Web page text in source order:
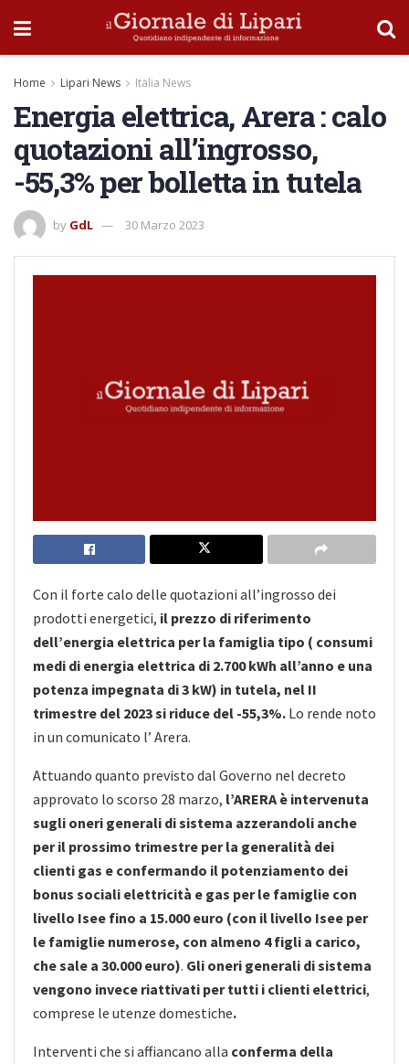
Home Lipari News Italia News
Energia elettrica, Arera : calo
quotazioni all’ingrosso,
-55,3% per bolletta in tutela
by GdL 30 Marzo 2023
Con il forte calo delle quotazioni all’ingrosso dei
prodotti energetici, il prezzo di riferimento
dell’energia elettrica per la famiglia tipo ( consumi
medi di energia elettrica di 2.700 kWh all’anno e una
potenza impegnata di 3 kW) in tutela, nel II
trimestre del 2023 si riduce del -55,3%. Lo rende noto
in un comunicato l’ Arera.
Attuando quanto previsto dal Governo nel decreto
approvato lo scorso 28 marzo, l’ARERA è intervenuta
sugli oneri generali di sistema azzerandoli anche
per il prossimo trimestre per la generalità dei
clienti gas e confermando il potenziamento dei
bonus sociali elettricità e gas per le famiglie con
livello Isee fino a 15.000 euro (con il livello Isee per
le famiglie numerose, con almeno 4 figli a carico,
che sale a 30.000 euro). Gli oneri generali di sistema
vengono invece riattivati per tutti i clienti elettrici,
comprese le utenze domestiche.
Interventi che si affiancano alla conferma della